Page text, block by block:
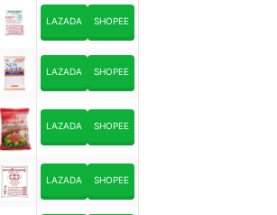
LAZADA SHOPEE
LAZADA SHOPEE
LAZADA SHOPEE
LAZADA SHOPEE